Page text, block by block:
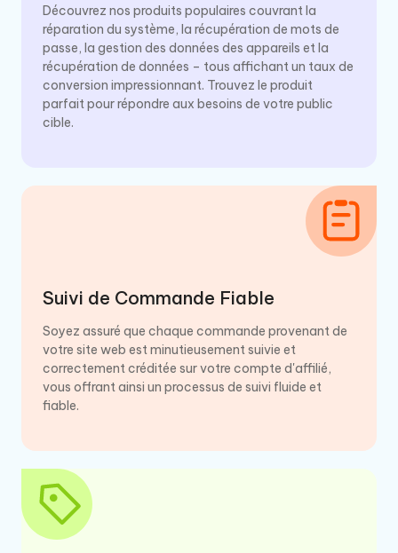
Découvrez nos produits populaires couvrant la
réparation du système, la récupération de mots de
passe, la gestion des données des appareils et la
récupération de données – tous affichant un taux de
conversion impressionnant. Trouvez le produit
parfait pour répondre aux besoins de votre public
cible.
Suivi de Commande Fiable
Soyez assuré que chaque commande provenant de
votre site web est minutieusement suivie et
correctement créditée sur votre compte d'affilié,
vous offrant ainsi un processus de suivi fluide et
fiable.